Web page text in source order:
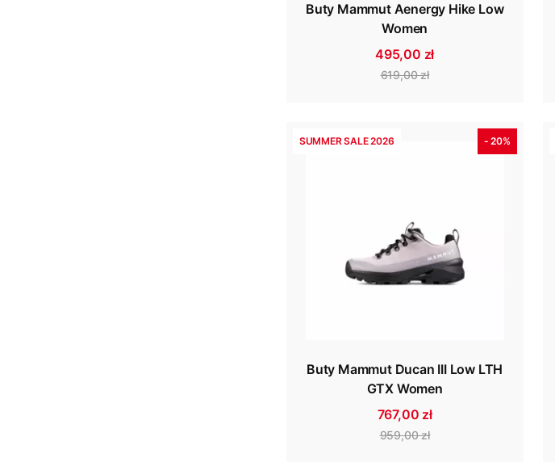
Buty Mammut Aenergy Hike Low
Women
495,00 zł
619,00 zł
SUMMER SALE 2026 - 20%
Buty Mammut Ducan III Low LTH
GTX Women
767,00 zł
959,00 zł